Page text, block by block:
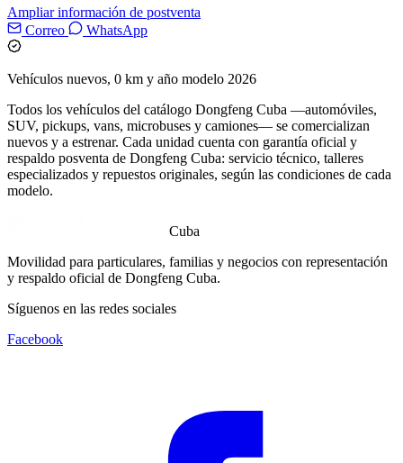
Ampliar información de postventa
Correo
WhatsApp
Vehículos nuevos, 0 km y año modelo 2026
Todos los vehículos del catálogo Dongfeng Cuba —automóviles,
SUV, pickups, vans, microbuses y camiones— se comercializan
nuevos y a estrenar. Cada unidad cuenta con garantía oficial y
respaldo posventa de Dongfeng Cuba: servicio técnico, talleres
especializados y repuestos originales, según las condiciones de cada
modelo.
Cuba
Movilidad para particulares, familias y negocios con representación
y respaldo oficial de Dongfeng Cuba.
Síguenos en las redes sociales
Facebook